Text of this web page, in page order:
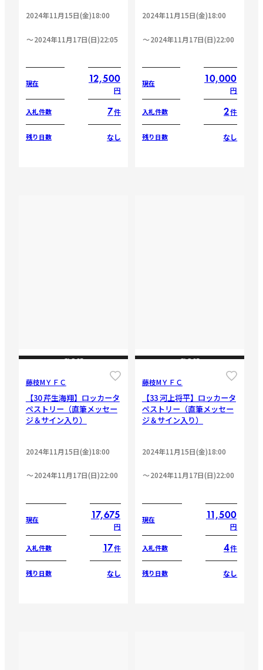
2024年11月15日(金)18:00
2024年11月17日(日)22:05
現在 12,500
円
入札件数 7件
残り日数 なし
2024年11月15日(金)18:00
2024年11月17日(日)22:00
現在 10,000
円
入札件数 2件
残り日数 なし
CLOSE
藤枝МＹＦＣ
【30 芹生海翔】ロッカータ
ペストリー（直筆メッセー
ジ＆サイン入り）
2024年11月15日(金)18:00
2024年11月17日(日)22:00
現在 17,675
円
入札件数 17件
残り日数 なし
CLOSE
藤枝МＹＦＣ
【33 河上将平】ロッカータ
ペストリー（直筆メッセー
ジ＆サイン入り）
2024年11月15日(金)18:00
2024年11月17日(日)22:00
現在 11,500
円
入札件数 4件
残り日数 なし